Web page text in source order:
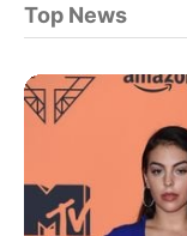
Top News